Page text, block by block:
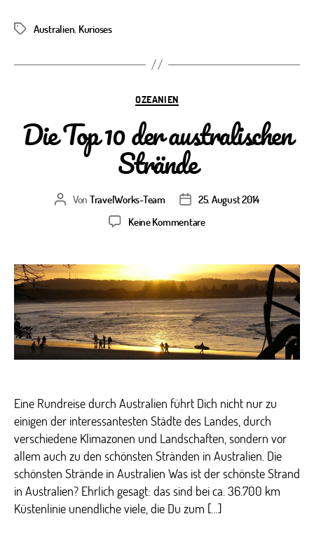
Schlagwörter
Australien, Kurioses
Kategorien
OZEANIEN
Die Top 10 der australischen
Strände
Beitragsautor
Von TravelWorks-Team Veröffentlichungsdatum
25. August 2014
Keine Kommentarezu
10
der
australischen
Strände
Eine Rundreise durch Australien führt Dich nicht nur zu
einigen der interessantesten Städte des Landes, durch
verschiedene Klimazonen und Landschaften, sondern vor
allem auch zu den schönsten Stränden in Australien. Die
schönsten Strände in Australien Was ist der schönste Strand
in Australien? Ehrlich gesagt: das sind bei ca. 36.700 km
Küstenlinie unendliche viele, die Du zum […]